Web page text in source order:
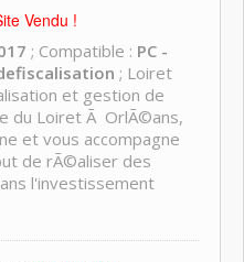
Vendu !
; Compatible : PC -
; Loiret
et gestion de
du Loiret Ã OrlÃ©ans,
et vous accompagne
de rÃ©aliser des
l'investissement